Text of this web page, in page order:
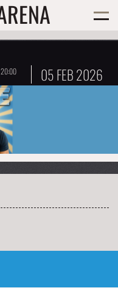
20:00 05 FEB 2026